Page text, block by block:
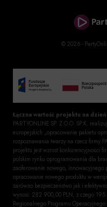
© 2026 -
Łączna wartość projektu na
PARTYONLINE SP. Z O.O. SP.K.
europejskich „opracowanie pakietu
rozpoznawania twarzy na rzecz firmy
projektu jest wzrost konkurencyjności
polskim rynku oprogramowania dla
zaoferowanie nowego, innowacyjnego
opracowanie nowego produktu w
zarówno bezpieczeństwo jak i
wynosi: 282 900,00 PLN, z czego 195
Regionalnego Programu